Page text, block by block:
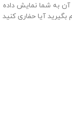
آن به شما نمایش داده
آیا حفاری کنید